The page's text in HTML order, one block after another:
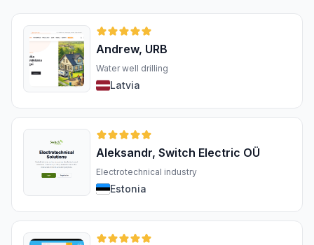
Andrew, URB
Water well drilling
Latvia
Aleksandr, Switch Electric OÜ
Electrotechnical industry
Estonia